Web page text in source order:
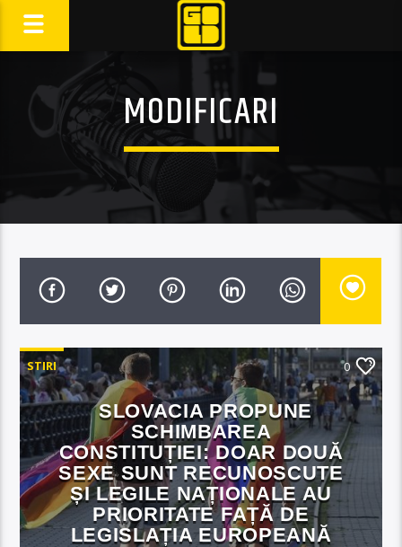
MODIFICARI
STIRI 0
SLOVACIA PROPUNE
SCHIMBAREA
CONSTITUȚIEI: DOAR DOUĂ
SEXE SUNT RECUNOSCUTE
ȘI LEGILE NAȚIONALE AU
PRIORITATE FAȚĂ DE
LEGISLAȚIA EUROPEANĂ